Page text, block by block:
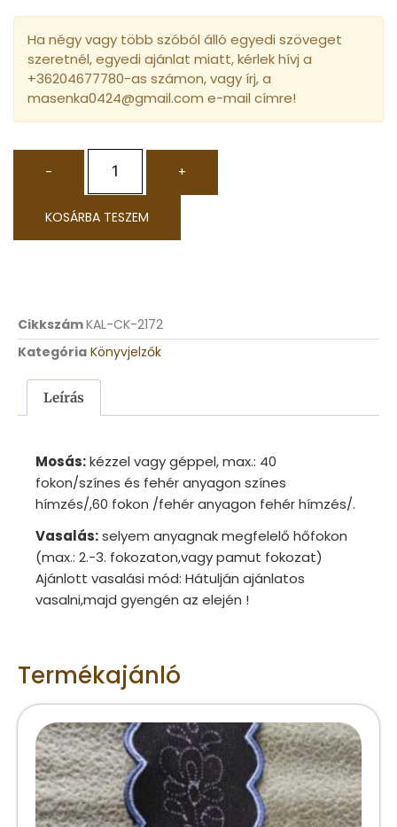
Ha négy vagy több szóból álló egyedi szöveget
szeretnél, egyedi ajánlat miatt, kérlek hívj a
+36204677780-as számon, vagy írj, a
masenka0424@gmail.com e-mail címre!
- +
KOSÁRBA TESZEM
CikkszámKAL-CK-2172
Kategória Könyvjelzők
Leírás
Mosás:kézzel vagy géppel, max.: 40
fokon/színes és fehér anyagon színes
hímzés/,60 fokon /fehér anyagon fehér hímzés/.
Vasalás:selyem anyagnak megfelelő hőfokon
(max.: 2.-3. fokozaton,vagy pamut fokozat)
Ajánlott vasalási mód: Hátulján ajánlatos
vasalni,majd gyengén az elején !
Termékajánló